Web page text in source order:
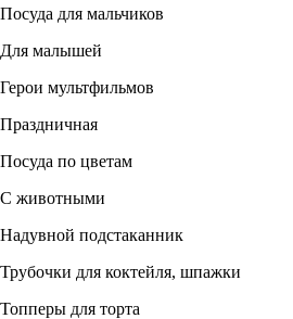
Посуда для мальчиков
Для малышей
Герои мультфильмов
Праздничная
Посуда по цветам
С животными
Надувной подстаканник
Трубочки для коктейля, шпажки
Топперы для торта